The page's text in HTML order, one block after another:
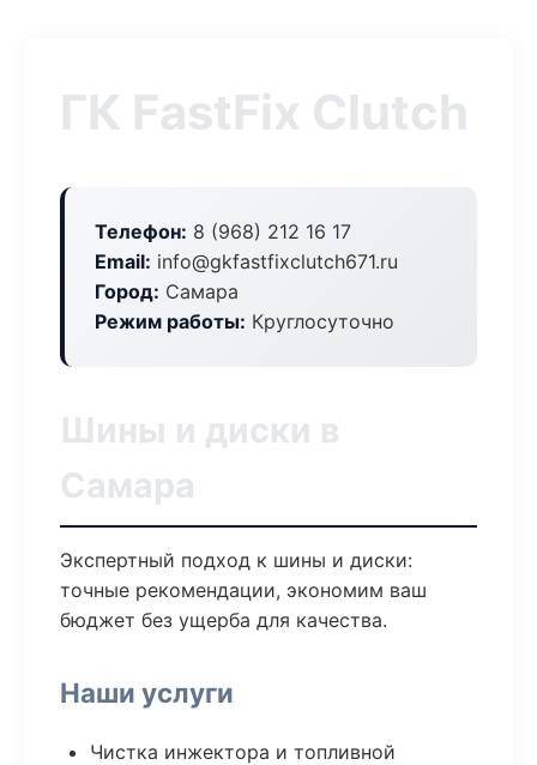
ГК FastFix Clutch
Телефон: 8 (968) 212 16 17
Email: info@gkfastfixclutch671.ru
Город: Самара
Режим работы: Круглосуточно
Шины и диски в
Самара
Экспертный подход к шины и диски:
точные рекомендации, экономим ваш
бюджет без ущерба для качества.
Наши услуги
Чистка инжектора и топливной